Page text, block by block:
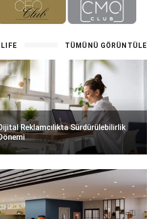
TÜMÜNÜ GÖRÜNTÜLE
Reklamcılıkta Sürdürülebilirlik